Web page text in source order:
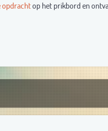
opdrachtop het prikbord en